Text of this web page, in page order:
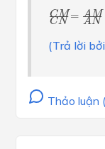
CM
CN = AM
AN
CM C =A M
(Trả lời
Thảo luận